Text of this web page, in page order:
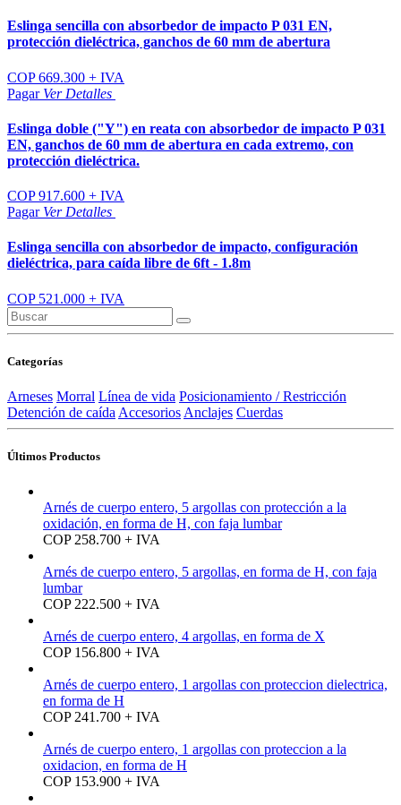
Eslinga sencilla con absorbedor de impacto P 031 EN,
protección dieléctrica, ganchos de 60 mm de abertura
COP 669.300 + IVA
Pagar Ver Detalles
Eslinga doble ("Y") en reata con absorbedor de impacto P 031
EN, ganchos de 60 mm de abertura en cada extremo, con
protección dieléctrica.
COP 917.600 + IVA
Pagar Ver Detalles
Eslinga sencilla con absorbedor de impacto, configuración
dieléctrica, para caída libre de 6ft - 1.8m
COP 521.000 + IVA
Categorías
Arneses Morral Línea de vida Posicionamiento / Restricción
Detención de caída Accesorios Anclajes Cuerdas
Últimos Productos
Arnés de cuerpo entero, 5 argollas con protección a la
oxidación, en forma de H, con faja lumbar
COP 258.700 + IVA
Arnés de cuerpo entero, 5 argollas, en forma de H, con faja
lumbar
COP 222.500 + IVA
Arnés de cuerpo entero, 4 argollas, en forma de X
COP 156.800 + IVA
Arnés de cuerpo entero, 1 argollas con proteccion dielectrica,
en forma de H
COP 241.700 + IVA
Arnés de cuerpo entero, 1 argollas con proteccion a la
oxidacion, en forma de H
COP 153.900 + IVA